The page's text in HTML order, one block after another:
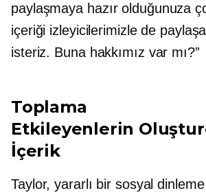
paylaşmaya hazır olduğunuza
içeriği izleyicilerimizle de
isteriz. Buna hakkımız var mı?”
Toplama
Etkileyenlerin
İçerik
Taylor, yararlı bir sosyal